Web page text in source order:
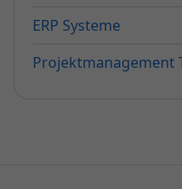
ERP Systeme
Projektmanagement